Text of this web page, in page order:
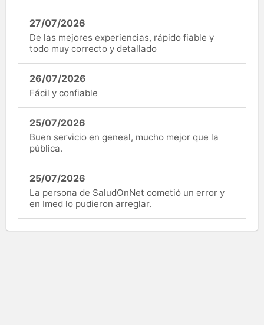
27/07/2026
De las mejores experiencias, rápido fiable y
todo muy correcto y detallado
26/07/2026
Fácil y confiable
25/07/2026
Buen servicio en geneal, mucho mejor que la
pública.
25/07/2026
La persona de SaludOnNet cometió un error y
en Imed lo pudieron arreglar.